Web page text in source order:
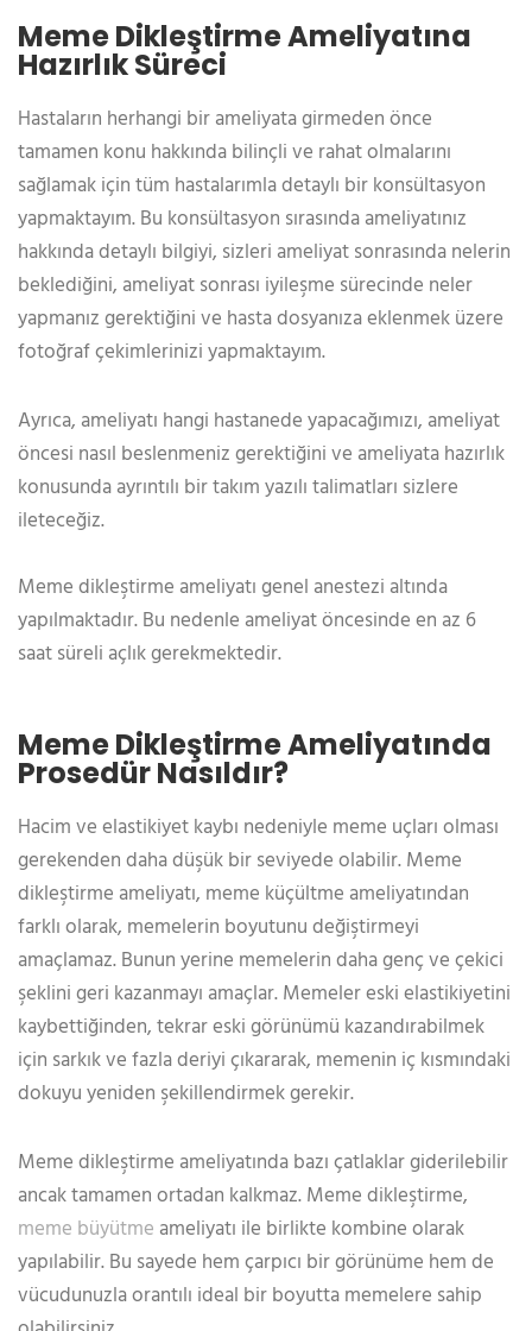
Meme Dikleştirme Ameliyatına
Hazırlık Süreci
Hastaların herhangi bir ameliyata girmeden önce
tamamen konu hakkında bilinçli ve rahat olmalarını
sağlamak için tüm hastalarımla detaylı bir konsültasyon
yapmaktayım. Bu konsültasyon sırasında ameliyatınız
hakkında detaylı bilgiyi, sizleri ameliyat sonrasında nelerin
beklediğini, ameliyat sonrası iyileşme sürecinde neler
yapmanız gerektiğini ve hasta dosyanıza eklenmek üzere
fotoğraf çekimlerinizi yapmaktayım.
Ayrıca, ameliyatı hangi hastanede yapacağımızı, ameliyat
öncesi nasıl beslenmeniz gerektiğini ve ameliyata hazırlık
konusunda ayrıntılı bir takım yazılı talimatları sizlere
ileteceğiz.
Meme dikleştirme ameliyatı genel anestezi altında
yapılmaktadır. Bu nedenle ameliyat öncesinde en az 6
saat süreli açlık gerekmektedir.
Meme Dikleştirme Ameliyatında
Prosedür Nasıldır?
Hacim ve elastikiyet kaybı nedeniyle meme uçları olması
gerekenden daha düşük bir seviyede olabilir. Meme
dikleştirme ameliyatı, meme küçültme ameliyatından
farklı olarak, memelerin boyutunu değiştirmeyi
amaçlamaz. Bunun yerine memelerin daha genç ve çekici
şeklini geri kazanmayı amaçlar. Memeler eski elastikiyetini
kaybettiğinden, tekrar eski görünümü kazandırabilmek
için sarkık ve fazla deriyi çıkararak, memenin iç kısmındaki
dokuyu yeniden şekillendirmek gerekir.
Meme dikleştirme ameliyatında bazı çatlaklar giderilebilir
ancak tamamen ortadan kalkmaz. Meme dikleştirme,
meme büyütme ameliyatı ile birlikte kombine olarak
yapılabilir. Bu sayede hem çarpıcı bir görünüme hem de
vücudunuzla orantılı ideal bir boyutta memelere sahip